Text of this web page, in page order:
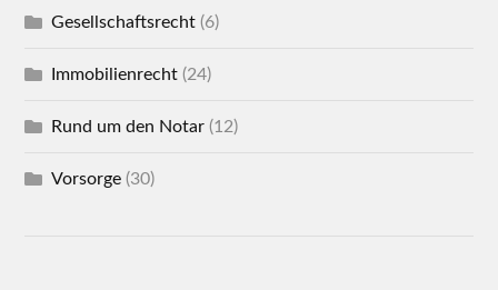
Gesellschaftsrecht (6)
Immobilienrecht (24)
Rund um den Notar (12)
Vorsorge (30)